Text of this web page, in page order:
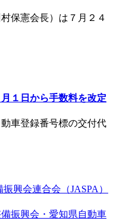
保憲会長）は７月２４
１日から手数料を改定
車登録番号標の交付代
興会連合会（JASPA）
振興会・愛知県自動車